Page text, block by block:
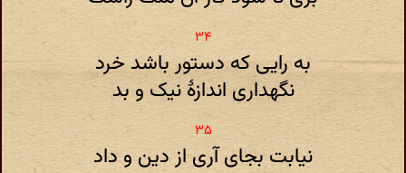
به رایی که دستور باشد خرد
نگهداری اندازهٔ نیک و بد
نیابت بجای آری از دین و داد